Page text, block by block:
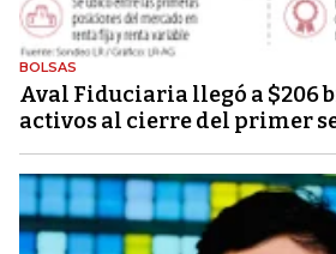
BOLSAS
Aval Fiduciaria llegó a $206
activos al cierre del primer